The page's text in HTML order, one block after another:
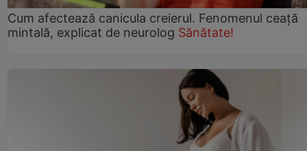
Cum afectează canicula creierul. Fenomenul ceață
mintală, explicat de neurolog Sănătate!